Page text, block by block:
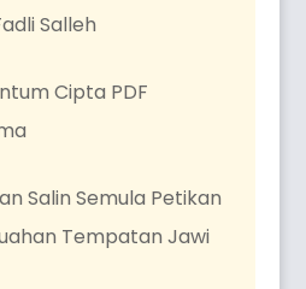
Salleh
Cipta PDF
Salin Semula Petikan
Tempatan Jawi